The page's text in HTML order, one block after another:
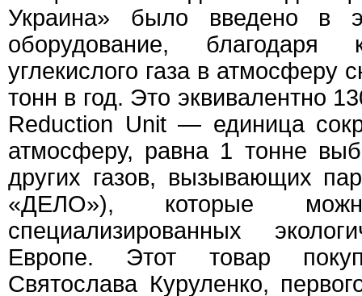
Украина» было введено в
оборудование, благодаря
углекислого газа в атмосферу
тонн в год. Это эквивалентно
Reduction Unit — единица
атмосферу, равна 1 тонне
других газов, вызывающих
«ДЕЛО»), которые
специализированных
Европе. Этот товар
Святослава Куруленко,